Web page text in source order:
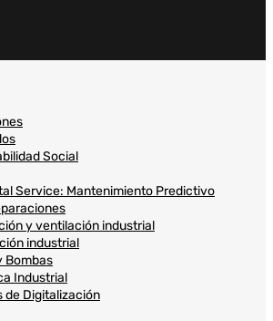
Social
Service: Mantenimiento Predictivo
y ventilación industrial
industrial
Bombas
Industrial
de Digitalización